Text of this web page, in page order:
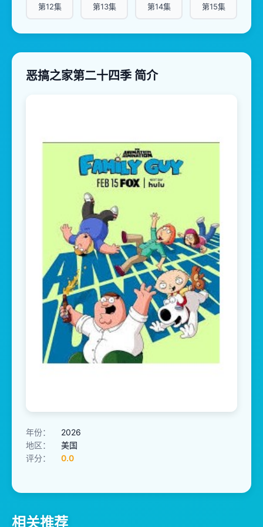
第12集 第13集 第14集 第15集
恶搞之家第二十四季 简介
年份：
2026
地区：
美国
评分：
0.0
相关推荐